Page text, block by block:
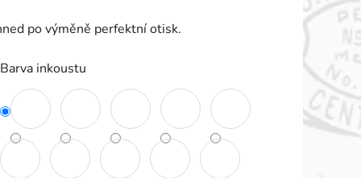
hvězdiček.
po výměně perfektní otisk.
Barva inkoustu